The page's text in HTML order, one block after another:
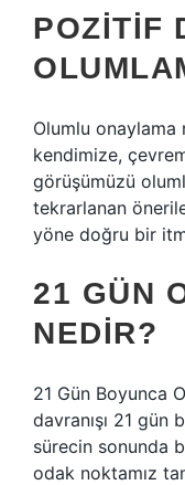
POZITIF
Olumlu onaylama
kendimize,
görüşümüzü
tekrarlanan
yöne doğru bir
21 GÜN
NEDIR?
21 Gün Boyunca
davranışı 21 gün
sürecin sonunda
odak noktamız